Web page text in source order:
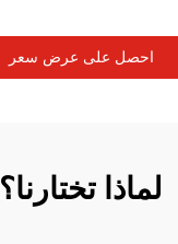
احصل على عرض سعر
لماذا تختارنا؟